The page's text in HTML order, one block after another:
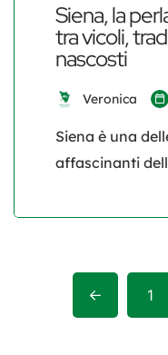
Siena, la
tra vicoli,
nascosti
Veronica
Siena è una
affascinanti
la sua storia, la
patrimonio
conservato,
meta turistica
1